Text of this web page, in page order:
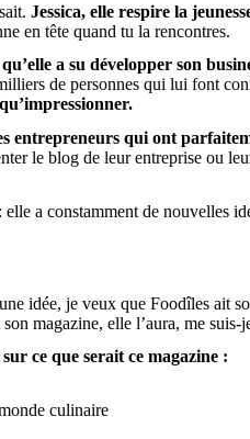
Jessica, elle respire la
en tête quand tu la rencontres.
a su développer son
de personnes qui lui font
entrepreneurs qui ont
le blog de leur entreprise ou
a constamment de nouvelles
idée, je veux que Foodîles ait
magazine, elle l’aura, me suis-
ce que serait ce magazine :
culinaire